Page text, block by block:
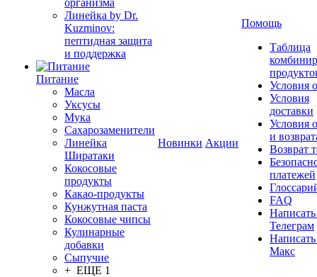
организма
Линейка by Dr.
Kuzminov:
пептидная защита
и поддержка
Питание
Масла
Уксусы
Мука
Сахарозаменители
Линейка
Ширатаки
Кокосовые
продукты
Какао-продукты
Кунжутная паста
Кокосовые чипсы
Кулинарные
добавки
Сыпучие
+ ЕЩЕ 1
Новинки Акции
Помощь
Таблица
Условия
Условия
доставки
Условия
и
Возврат
платежей
FAQ
Телеграм
Макс